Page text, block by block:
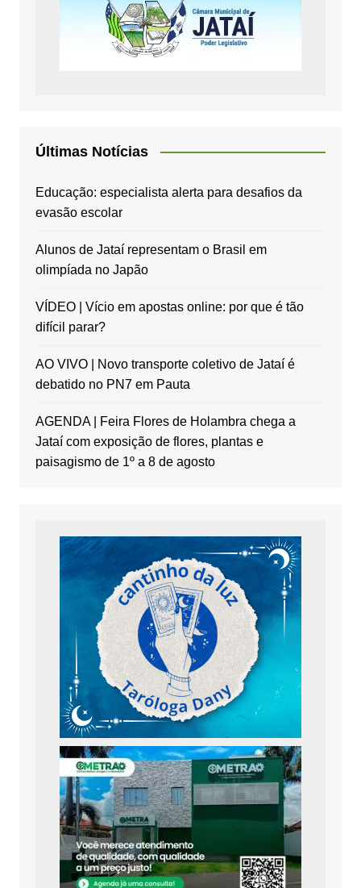
Últimas Notícias
Educação: especialista alerta para desafios da
evasão escolar
Alunos de Jataí representam o Brasil em
olimpíada no Japão
VÍDEO | Vício em apostas online: por que é tão
difícil parar?
AO VIVO | Novo transporte coletivo de Jataí é
debatido no PN7 em Pauta
AGENDA | Feira Flores de Holambra chega a
Jataí com exposição de flores, plantas e
paisagismo de 1º a 8 de agosto